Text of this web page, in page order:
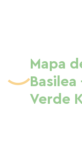
Mapa
Basilea
Verde